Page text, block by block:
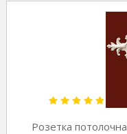
Розетка